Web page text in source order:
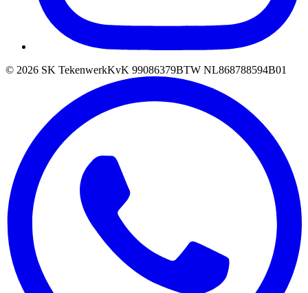
© 2026 SK TekenwerkKvK 99086379BTW NL868788594B01